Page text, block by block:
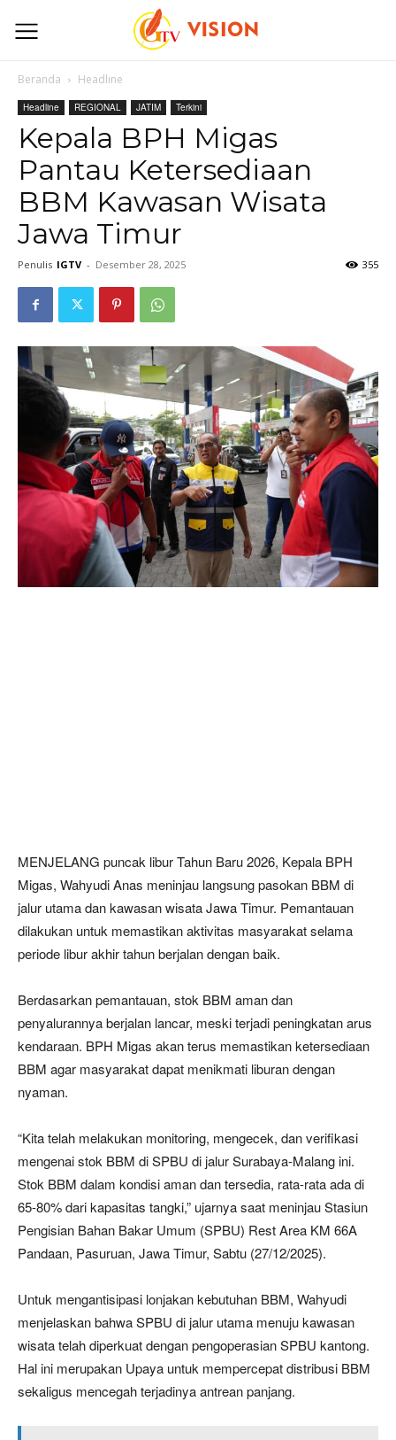
Beranda Headline
Headline REGIONAL JATIM Terkini
Kepala BPH Migas
Pantau Ketersediaan
BBM Kawasan Wisata
Jawa Timur
Penulis IGTV - Desember 28, 2025 355
MENJELANG puncak libur Tahun Baru 2026, Kepala BPH
Migas, Wahyudi Anas meninjau langsung pasokan BBM di
jalur utama dan kawasan wisata Jawa Timur. Pemantauan
dilakukan untuk memastikan aktivitas masyarakat selama
periode libur akhir tahun berjalan dengan baik.
Berdasarkan pemantauan, stok BBM aman dan
penyalurannya berjalan lancar, meski terjadi peningkatan arus
kendaraan. BPH Migas akan terus memastikan ketersediaan
BBM agar masyarakat dapat menikmati liburan dengan
nyaman.
“Kita telah melakukan monitoring, mengecek, dan verifikasi
mengenai stok BBM di SPBU di jalur Surabaya-Malang ini.
Stok BBM dalam kondisi aman dan tersedia, rata-rata ada di
65-80% dari kapasitas tangki,” ujarnya saat meninjau Stasiun
Pengisian Bahan Bakar Umum (SPBU) Rest Area KM 66A
Pandaan, Pasuruan, Jawa Timur, Sabtu (27/12/2025).
Untuk mengantisipasi lonjakan kebutuhan BBM, Wahyudi
menjelaskan bahwa SPBU di jalur utama menuju kawasan
wisata telah diperkuat dengan pengoperasian SPBU kantong.
Hal ini merupakan Upaya untuk mempercepat distribusi BBM
sekaligus mencegah terjadinya antrean panjang.